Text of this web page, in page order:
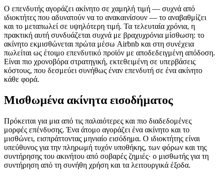
Ο επενδυτής αγοράζει ακίνητο σε χαμηλή τιμή — συχνά από
ιδιοκτήτες που αδυνατούν να το ανακαινίσουν — το αναβαθμίζει
και το μεταπωλεί σε υψηλότερη τιμή. Τα τελευταία χρόνια, η
πρακτική αυτή συνδυάζεται συχνά με βραχυχρόνια μίσθωση: το
ακίνητο εκμισθώνεται πρώτα μέσω Airbnb και στη συνέχεια
πωλείται ως έτοιμο επενδυτικό προϊόν με αποδεδειγμένη απόδοση.
Είναι πιο χρονοβόρα στρατηγική, εκτεθειμένη σε υπερβάσεις
κόστους, που δεσμεύει συνήθως έναν επενδυτή σε ένα ακίνητο
κάθε φορά.
Μισθωμένα ακίνητα εισοδήματος
Πρόκειται για μια από τις παλαιότερες και πιο διαδεδομένες
μορφές επένδυσης. Ένα άτομο αγοράζει ένα ακίνητο και το
μισθώνει, εισπράττοντας μηνιαίο εισόδημα. Ο ιδιοκτήτης είναι
υπεύθυνος για την πληρωμή τυχόν υποθήκης, των φόρων και της
συντήρησης του ακινήτου από σοβαρές ζημιές· ο μισθωτής για τη
συντήρηση από τη συνήθη χρήση και τα λειτουργικά έξοδα.